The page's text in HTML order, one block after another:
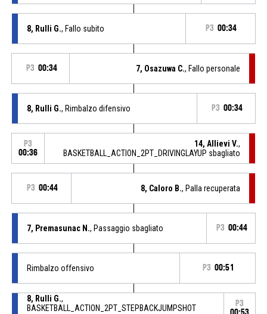
8, Rulli G., Fallo subito P3 00:34
P3 00:34 7, Osazuwa C., Fallo personale
8, Rulli G., Rimbalzo difensivo P3 00:34
P3
00:36
14, Allievi V.,
BASKETBALL_ACTION_2PT_DRIVINGLAYUP sbagliato
P3 00:44 8, Caloro B., Palla recuperata
7, Premasunac N., Passaggio sbagliato P3 00:44
Rimbalzo offensivo P3 00:51
8, Rulli G.,
BASKETBALL_ACTION_2PT_STEPBACKJUMPSHOT
P3